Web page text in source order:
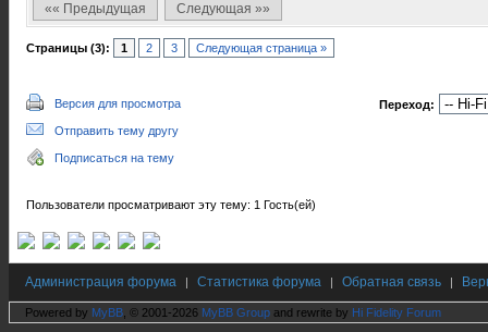
«« Предыдущая Следующая »»
Страницы (3): 1 2 3 Следующая страница »
Версия для просмотра
Отправить тему другу
Подписаться на тему
Переход:
Пользователи просматривают эту тему: 1 Гость(ей)
Администрация форума | Статистика форума | Обратная связь |
Powered by MyBB , © 2001-2026 MyBB Group and rewrite by Hi Fidelity Forum